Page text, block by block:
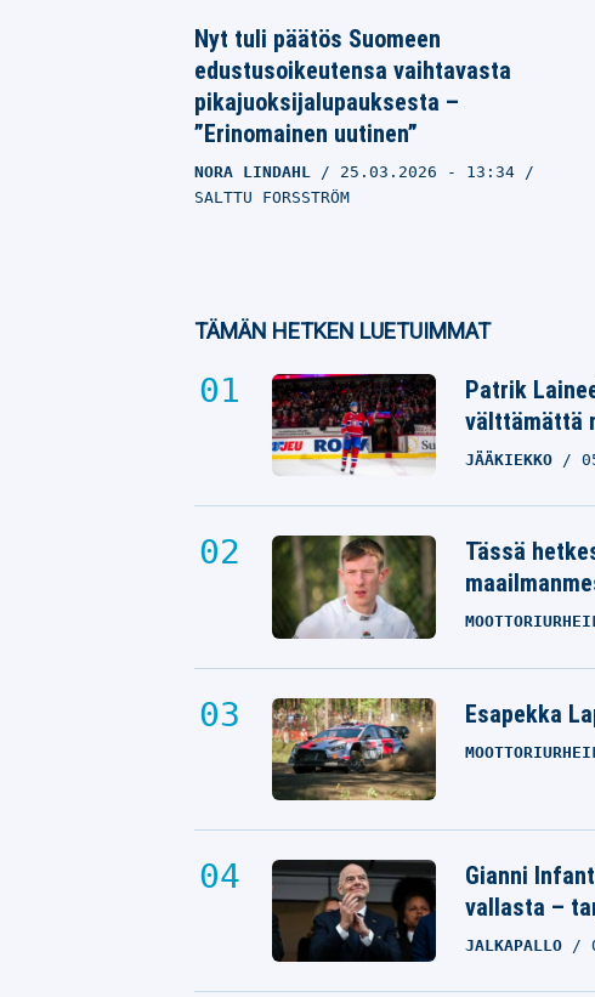
Nyt tuli päätös Suomeen
edustusoikeutensa vaihtavasta
pikajuoksijalupauksesta –
”Erinomainen uutinen”
NORA LINDAHL 25.03.2026 - 13:34
SALTTU FORSSTRÖM
TÄMÄN HETKEN LUETUIMMAT
Patrik
välttämättä
JÄÄKIEKKO
Tässä
Esapekka
Gianni
vallasta –
JALKAPALLO